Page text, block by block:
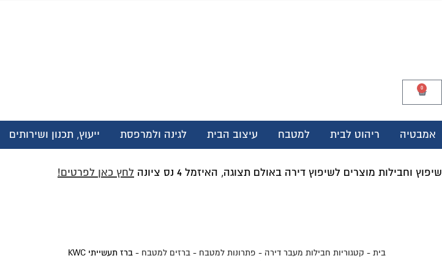
0
אמבטיה ריהוט לבית למטבח עיצוב הבית לגינה ולמרפסת ייעוץ, תכנון ושירותים
שיפוץ וחבילות מוצרים לשיפוץ דירה באולם תצוגה, האיזמל 4 נס ציונה לחץ כאן לפרטים!
בית - קטגוריות חבילות מעבר דירה - פתרונות למטבח - ברזים למטבח - ברז תעשייתי KWC